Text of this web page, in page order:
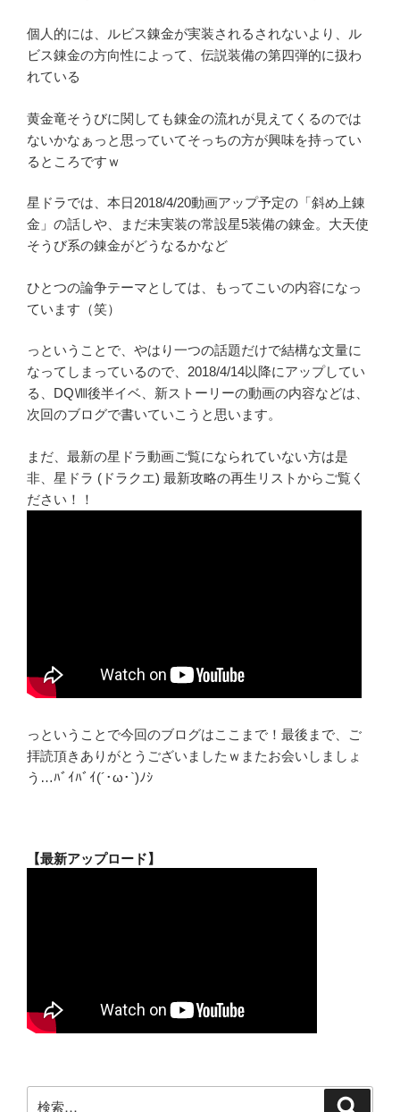
個人的には、ルビス錬金が実装されるされないより、ル
ビス錬金の方向性によって、伝説装備の第四弾的に扱わ
れている
黄金竜そうびに関しても錬金の流れが見えてくるのでは
ないかなぁっと思っていてそっちの方が興味を持ってい
るところですｗ
星ドラでは、本日2018/4/20動画アップ予定の「斜め上錬
金」の話しや、まだ未実装の常設星5装備の錬金。大天使
そうび系の錬金がどうなるかなど
ひとつの論争テーマとしては、もってこいの内容になっ
ています（笑）
っということで、やはり一つの話題だけで結構な文量に
なってしまっているので、2018/4/14以降にアップしてい
る、DQⅧ後半イベ、新ストーリーの動画の内容などは、
次回のブログで書いていこうと思います。
まだ、最新の星ドラ動画ご覧になられていない方は是
非、星ドラ (ドラクエ) 最新攻略の再生リストからご覧く
ださい！！
っということで今回のブログはここまで！最後まで、ご
拝読頂きありがとうございましたｗまたお会いしましょ
う…ﾊﾞｲﾊﾞｲ(´･ω･`)ﾉｼ
【最新アップロード】